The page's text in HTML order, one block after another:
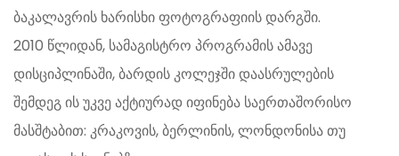
ბაკალავრის ხარისხი ფოტოგრაფიის დარგში.
2010 წლიდან, სამაგისტრო პროგრამის ამავე
დისციპლინაში, ბარდის კოლეჯში დაასრულების
შემდეგ ის უკვე აქტიურად იფინება საერთაშორისო
მასშტაბით: კრაკოვის, ბერლინის, ლონდონისა თუ